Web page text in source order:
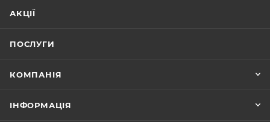
АКЦІЇ
ПОСЛУГИ
КОМПАНІЯ
ІНФОРМАЦІЯ